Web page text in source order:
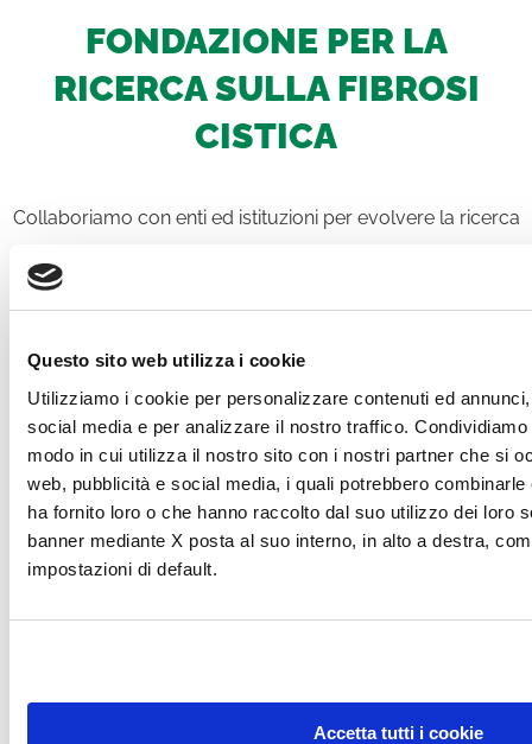
Questo sito web utilizza i cookie
Utilizziamo i cookie per personalizzare contenuti ed
social media e per analizzare il nostro traffico.
modo in cui utilizza il nostro sito con i nostri partner che si
web, pubblicità e social media, i quali potrebbero
ha fornito loro o che hanno raccolto dal suo utilizzo dei loro
banner mediante X posta al suo interno, in alto a destra,
impostazioni di default.
Accetta tutti i cookie
FONDAZIONE PER LA
RICERCA SULLA FIBROSI
CISTICA
Collaboriamo con enti ed istituzioni per evolvere la ricerca
e rendere trasparente il processo di raccolta fondi.